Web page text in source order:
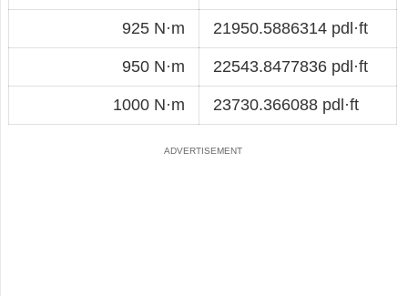
925 N·m 21950.5886314 pdl·ft
950 N·m 22543.8477836 pdl·ft
1000 N·m 23730.366088 pdl·ft